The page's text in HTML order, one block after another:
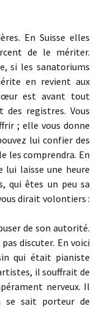
En Suisse elles
de le mériter.
si les sanatoriums
en revient aux
est avant tout
registres. Vous
; elle vous donne
lui confier des
les comprendra. En
lui laisse une heure
qui êtes un peu sa
dirait volontiers :
de son autorité.
discuter. En voici
qui était pianiste
il souffrait de
nerveux. Il
se sait porteur de